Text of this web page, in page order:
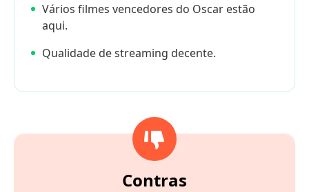
Vários filmes vencedores do Oscar estão
aqui.
Qualidade de streaming decente.
Contras